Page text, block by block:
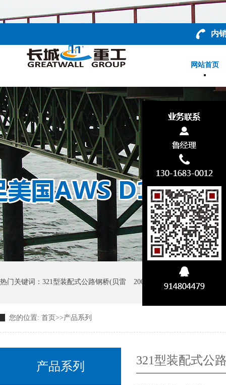
内
网站首页
热门关键词： 321型装配式公路钢桥(贝雷 200型装配式公路钢桥(贝雷
GW D型大跨径装配式公路钢
您的位置: 首页 >>产品系列
产品系列 321型装配式公